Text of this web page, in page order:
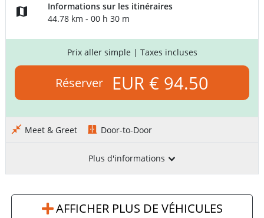
Informations sur les itinéraires
44.78 km - 00 h 30 m
Prix aller simple | Taxes incluses
Réserver EUR € 94.50
Meet & Greet Door-to-Door
Plus d'informations
AFFICHER PLUS DE VÉHICULES